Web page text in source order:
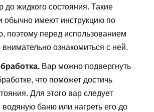
до жидкого состояния. Такие
обычно имеют инструкцию по
поэтому перед использованием
ознакомиться с ней.
Вар можно подвергнуть
что поможет достичь
Для этого вар следует
водяную баню или нагреть его до